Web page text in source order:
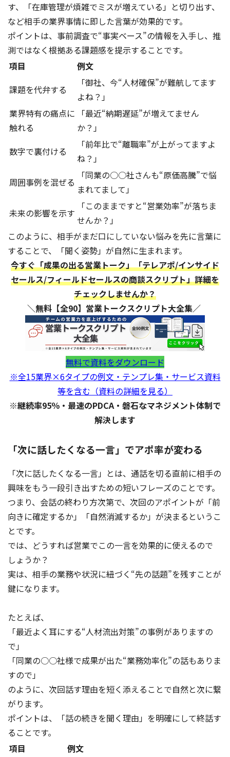
す、「在庫管理が煩雑でミスが増えている」と切り出す、
など相手の業界事情に即した言葉が効果的です。
ポイントは、事前調査で“事実ベース”の情報を入手し、推
測ではなく根拠ある課題感を提示することです。
項目
例文
課題を代弁する
「御社、今“人材確保”が難航してます
よね？」
業界特有の痛点に
触れる
「最近“納期遅延”が増えてません
か？」
数字で裏付ける
「前年比で“離職率”が上がってますよ
ね？」
周囲事例を混ぜる
「同業の○○社さんも“原価高騰”で悩
まれてまして」
未来の影響を示す
「このままですと“営業効率”が落ちま
せんか？」
このように、相手がまだ口にしていない悩みを先に言葉に
することで、「聞く姿勢」が自然に生まれます。
今すぐ「成果の出る営業トーク」「テレアポ/インサイド
セールス/フィールドセールスの商談スクリプト」詳細を
チェックしませんか？
＼無料【全90】営業トークスクリプト大全集／
無料で資料をダウンロード
※全15業界×6タイプの例文・テンプレ集・サービス資料
等を含む（資料の詳細を見る）
※継続率95％・最速のPDCA・磐石なマネジメント体制で
解決します
「次に話したくなる一言」でアポ率が変わる
「次に話したくなる一言」とは、通話を切る直前に相手の
興味をもう一段引き出すための短いフレーズのことです。
つまり、会話の終わり方次第で、次回のアポイントが「前
向きに確定するか」「自然消滅するか」が決まるというこ
とです。
では、どうすれば営業でこの一言を効果的に使えるので
しょうか？
実は、相手の業務や状況に紐づく“先の話題”を残すことが
鍵になります。
たとえば、
「最近よく耳にする“人材流出対策”の事例がありますの
で」
「同業の○○社様で成果が出た“業務効率化”の話もありま
すので」
のように、次回話す理由を短く添えることで自然と次に繋
がります。
ポイントは、「話の続きを聞く理由」を明確にして終話す
ることです。
項目
例文